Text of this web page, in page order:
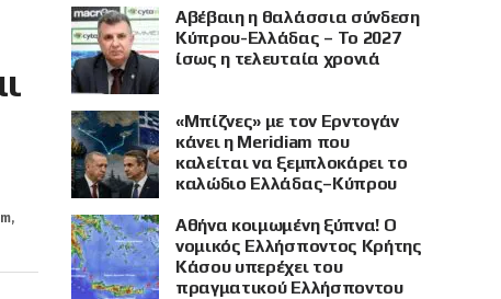
Αβέβαιη η θαλάσσια σύνδεση
Κύπρου-Ελλάδας – Το 2027
ίσως η τελευταία χρονιά
«Μπίζνες» με τον Ερντογάν
κάνει η Meridiam που
καλείται να ξεμπλοκάρει το
καλώδιο Ελλάδας–Κύπρου
Αθήνα κοιμωμένη ξύπνα! Ο
νομικός Ελλήσποντος Κρήτης
Κάσου υπερέχει του
πραγματικού Ελλήσποντου